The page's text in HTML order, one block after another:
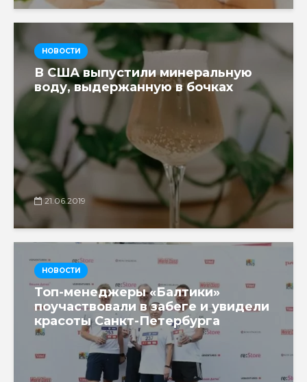
НОВОСТИ
В США выпустили минеральную
воду, выдержанную в бочках
21.06.2019
НОВОСТИ
Топ-менеджеры «Балтики»
поучаствовали в забеге и увидели
красоты Санкт-Петербурга